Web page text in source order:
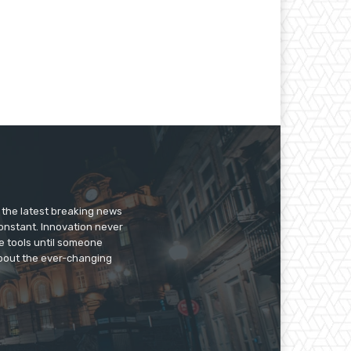
latest breaking news
Innovation never
tools until someone
the ever-changing